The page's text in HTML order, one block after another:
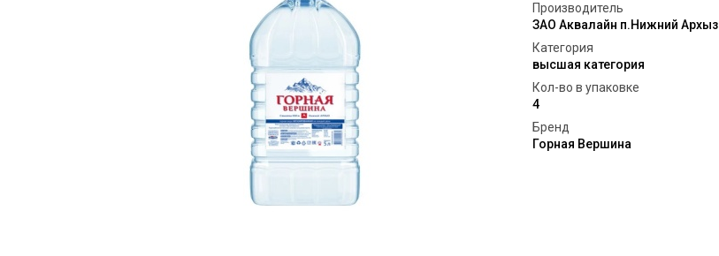
Производитель
ЗАО Аквалайн п.Нижний Архыз
Категория
высшая категория
Кол-во в упаковке
4
Бренд
Горная Вершина